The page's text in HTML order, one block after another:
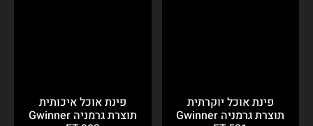
פינת אוכל יוקרתית
תוצרת גרמניה Gwinner
פינת אוכל איכותית
תוצרת גרמניה Gwinner